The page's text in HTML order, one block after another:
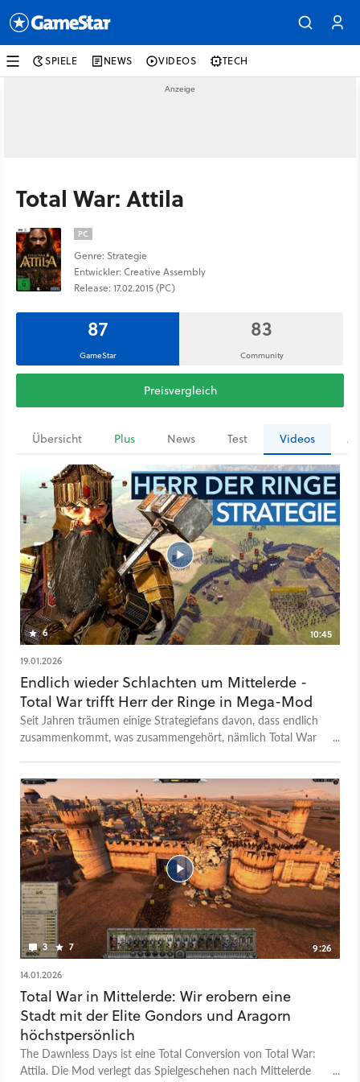
SPIELE NEWS VIDEOS TECH
Total War: Attila
PC
Genre: Strategie
Entwickler: Creative Assembly
Release: 17.02.2015 (PC)
87
GameStar
83
Community
Preisvergleich
Übersicht Plus News Test Videos
6
10:45
19.01.2026
Endlich wieder Schlachten um Mittelerde -
Total War trifft Herr der Ringe in Mega-Mod
Seit Jahren träumen einige Strategiefans davon, dass endlich
zusammenkommt, was zusammengehört, nämlich Total War
einmal Medieval 3 und Warhammer 40k an. Wie so oft
müssen daher fleißige Modder zur Hilfe eilen. Die haben
früher schon, etwa in Total War: Medieval 2, Tolkiens Welt
zum Leben erweckt. Und seit einigen Jahren nun basteln
Freiwillige an der Total Conversion The Dawnless Days zum
grafisch moderneren Total War: Attila. Im vergangenen
Dezember ist da nun die Beta 1.0 gestartet, die eine richtige
Total-War-Kampagne in Mittelerde unterstützt. Und das sah
alles so vielversprechend aus, dass wir uns direkt reingestürzt
haben.
3 7
9:26
14.01.2026
Total War in Mittelerde: Wir erobern eine
Stadt mit der Elite Gondors und Aragorn
höchstpersönlich
The Dawnless Days ist eine Total Conversion von Total War:
Attila. Die Mod verlegt das Spielgeschehen nach Mittelerde